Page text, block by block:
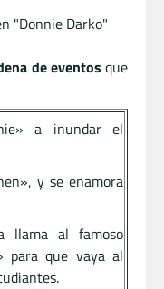
de eventos que
a inundar el
y se enamora
llama al famoso
para que vaya al